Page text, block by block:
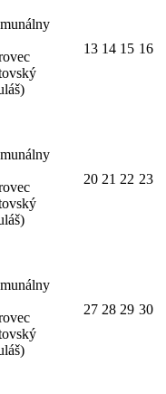
13 14 15 16
20 21 22 23
27 28 29 30